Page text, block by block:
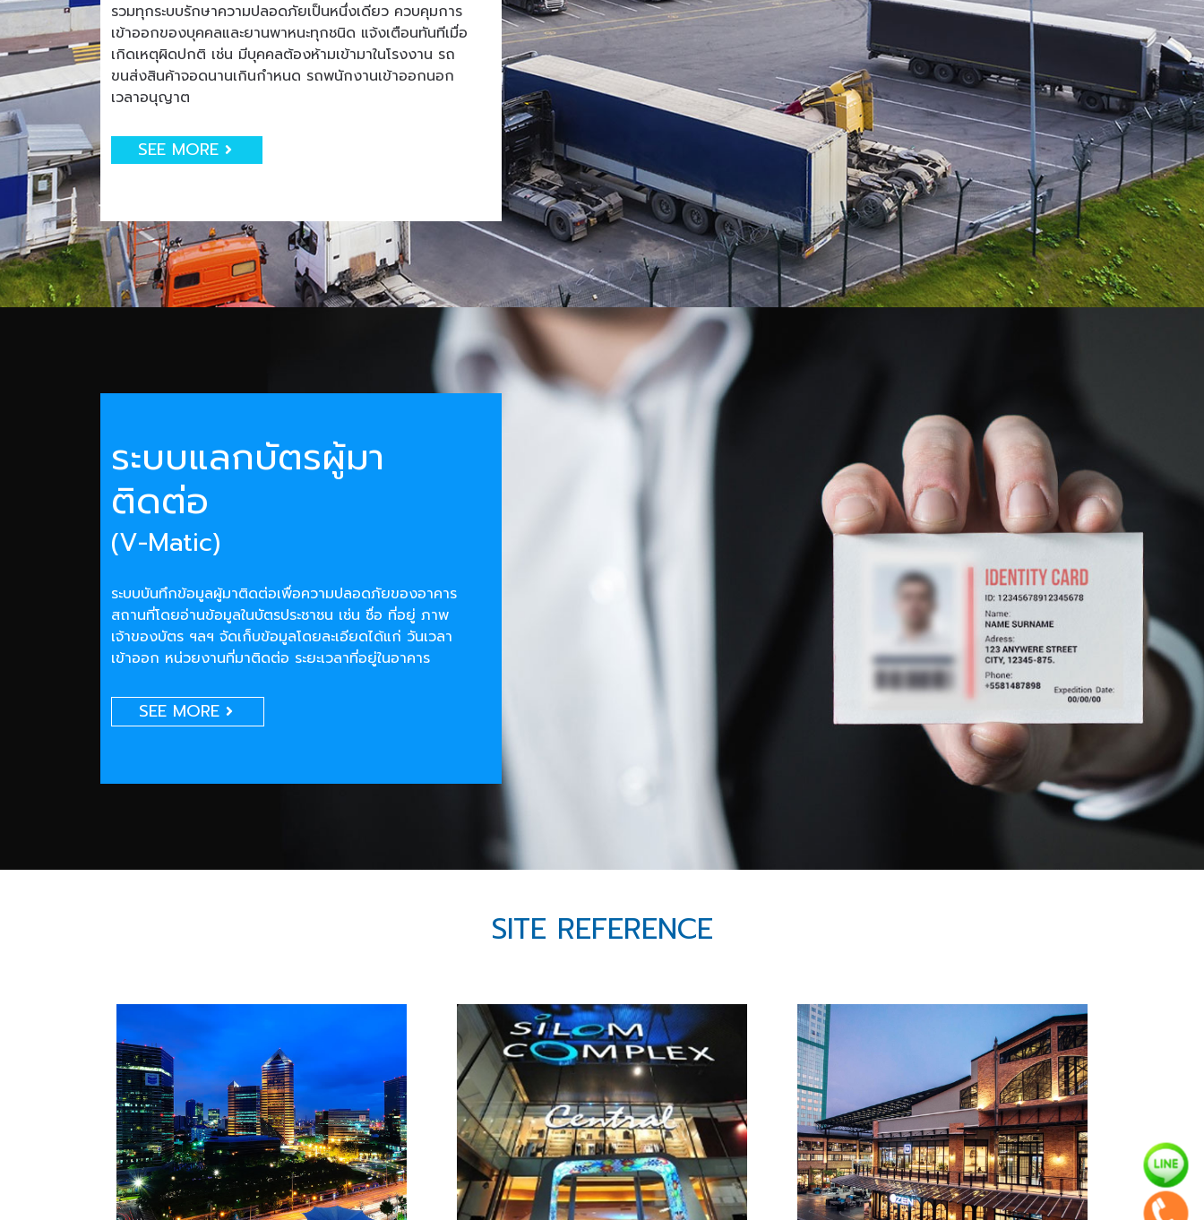
รวมทุกระบบรักษาความปลอดภัยเป็นหนึ่งเดียว ควบคุมการ
เข้าออกของบุคคลและยานพาหนะทุกชนิด แจ้งเตือนทันทีเมื่อ
เกิดเหตุผิดปกติ เช่น มีบุคคลต้องห้ามเข้ามาในโรงงาน รถ
ขนส่งสินค้าจอดนานเกินกำหนด รถพนักงานเข้าออกนอก
เวลาอนุญาต
SEE MORE
ระบบแลกบัตรผู้มา
ติดต่อ
(V-Matic)
ระบบบันทึกข้อมูลผู้มาติดต่อเพื่อความปลอดภัยของอาคาร
สถานที่โดยอ่านข้อมูลในบัตรประชาชน เช่น ชื่อ ที่อยู่ ภาพ
เจ้าของบัตร ฯลฯ จัดเก็บข้อมูลโดยละเอียดได้แก่ วันเวลา
เข้าออก หน่วยงานที่มาติดต่อ ระยะเวลาที่อยู่ในอาคาร
SEE MORE
SITE REFERENCE